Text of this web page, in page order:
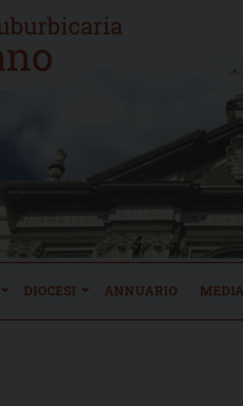
DIOCESI ANNUARIO MEDIA